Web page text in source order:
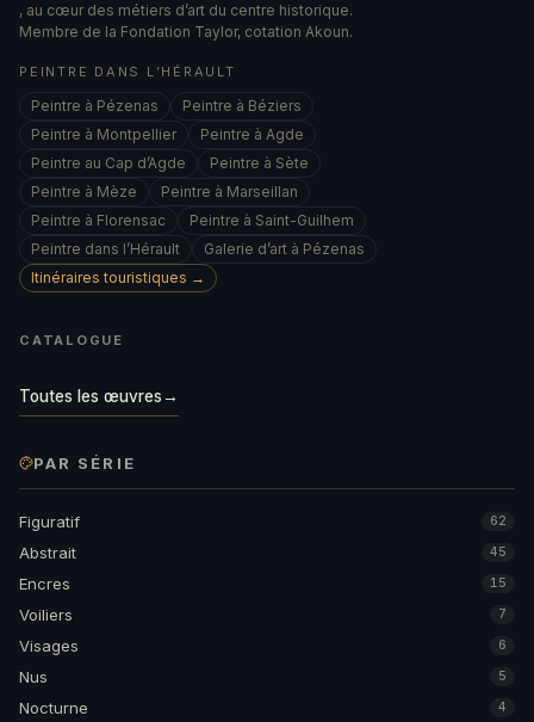
, au cœur des métiers d’art du centre historique.
Membre de la Fondation Taylor, cotation Akoun.
PEINTRE DANS L’HÉRAULT
Peintre à Pézenas
Peintre à Béziers
Peintre à Montpellier
Peintre à Agde
Peintre au Cap d’Agde
Peintre à Sète
Peintre à Mèze
Peintre à Marseillan
Peintre à Florensac
Peintre à Saint-Guilhem
Peintre dans l’Hérault
Galerie d’art à Pézenas
Itinéraires touristiques →
CATALOGUE
Toutes les œuvres→
PAR SÉRIE
Figuratif 62
Abstrait 45
Encres 15
Voiliers 7
Visages 6
Nus 5
Nocturne 4